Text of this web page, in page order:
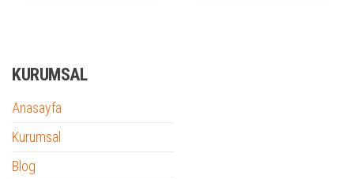
KURUMSAL
Anasayfa
Kurumsal
Blog